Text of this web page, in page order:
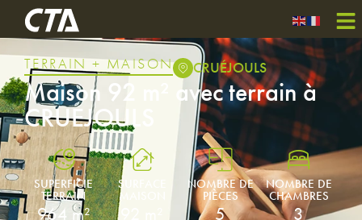
TERRAIN + MAISON CRUÉJOULS
Maison 92 m² avec terrain à
CRUEJOULS
SUPERFICIE
TERRAIN
964 m²
SURFACE
MAISON
NOMBRE DE
PIÈCES
5
NOMBRE DE
CHAMBRES
3